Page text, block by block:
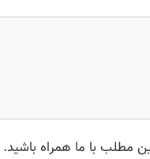
مطلب با ما همراه باشید.